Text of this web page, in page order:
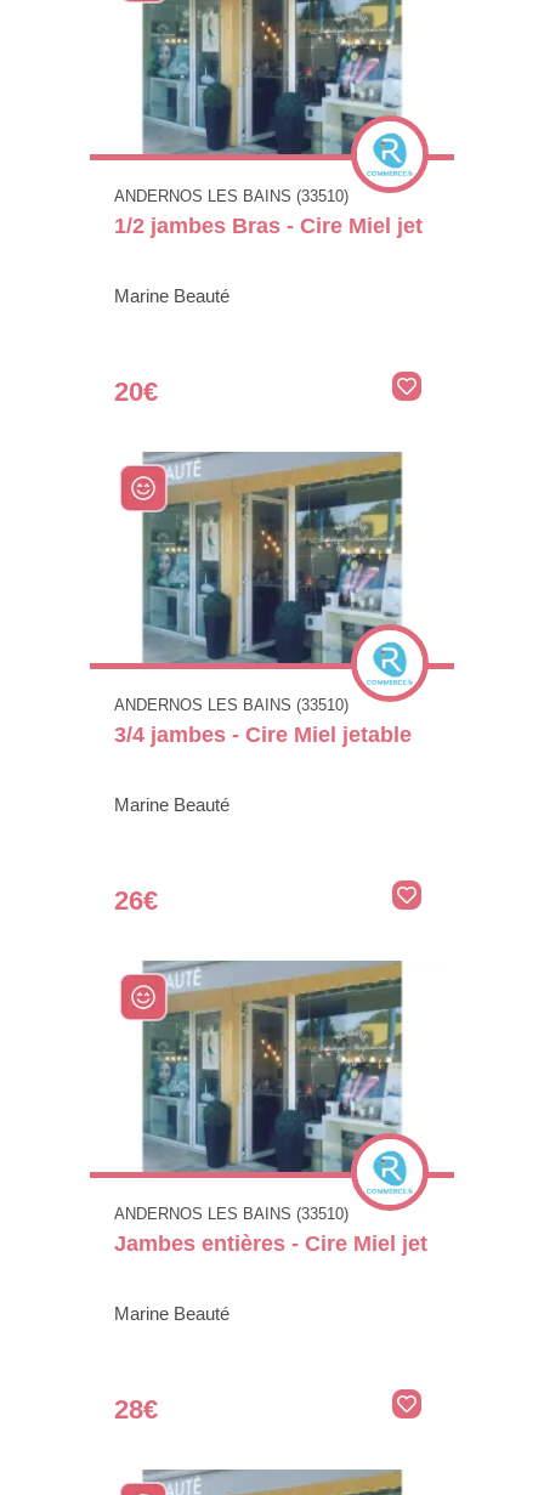
ANDERNOS LES BAINS (33510)
1/2 jambes Bras - Cire Miel jet
Marine Beauté
20€
ANDERNOS LES BAINS (33510)
3/4 jambes - Cire Miel jetable
Marine Beauté
26€
ANDERNOS LES BAINS (33510)
Jambes entières - Cire Miel jet
Marine Beauté
28€